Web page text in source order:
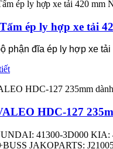
ép ly hợp xe tải
phận đĩa ép ly hợp xe
HDC-127
41300-3D000 KIA:
JAKOPARTS: